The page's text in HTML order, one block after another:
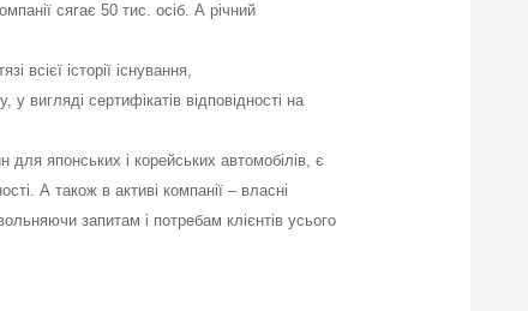
сягає 50 тис. осіб. А річний
історії існування,
вигляді сертифікатів відповідності на
японських і корейських автомобілів, є
А також в активі компанії – власні
запитам і потребам клієнтів усього